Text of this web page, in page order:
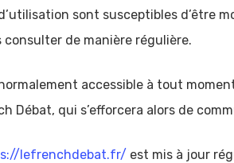
sont susceptibles d’être
consulter de manière régulière.
accessible à tout
Débat, qui s’efforcera alors de
lefrenchdebat.fr/ est mis à jour